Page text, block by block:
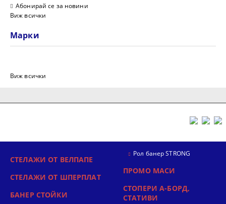
Абонирай се за новини
Виж всички
Марки
Виж всички
СТЕЛАЖИ ОТ ВЕЛПАПЕ
СТЕЛАЖИ ОТ ШПЕРПЛАТ
БАНЕР СТОЙКИ
Рол банер STRONG
ПРОМО МАСИ
СТОПЕРИ А-БОРД,
СТАТИВИ